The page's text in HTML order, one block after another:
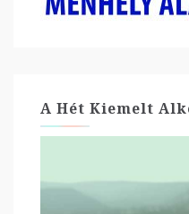
A Hét Kiemelt